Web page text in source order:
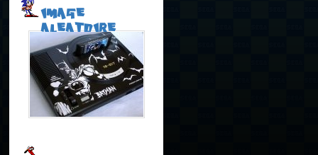
IMAGE
ALEATOIRE